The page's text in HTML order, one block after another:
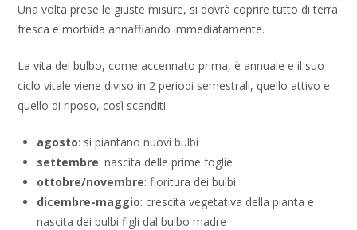
Una volta prese le giuste misure, si dovrà coprire tutto di terra
fresca e morbida annaffiando immediatamente.
La vita del bulbo, come accennato prima, è annuale e il suo
ciclo vitale viene diviso in 2 periodi semestrali, quello attivo e
quello di riposo, così scanditi:
agosto: si piantano nuovi bulbi
settembre: nascita delle prime foglie
ottobre/novembre: fioritura dei bulbi
dicembre-maggio: crescita vegetativa della pianta e
nascita dei bulbi figli dal bulbo madre